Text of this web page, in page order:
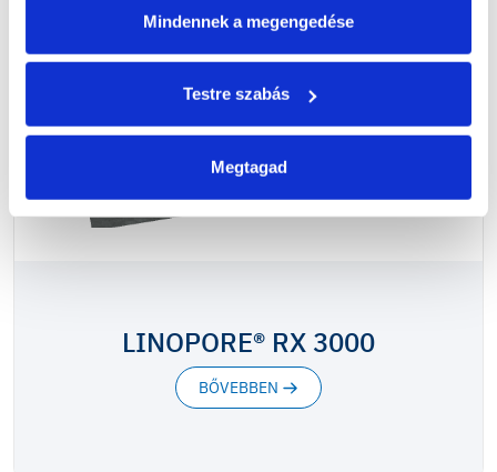
Mindennek a megengedése
Testre szabás
Megtagad
LINOPORE® RX 3000
BŐVEBBEN